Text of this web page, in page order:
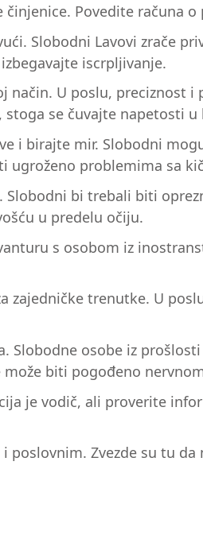
Povedite računa
Slobodni Lavovi zrače
iscrpljivanje.
U poslu, preciznost i
stoga se čuvajte napetosti u
i birajte mir. Slobodni
ugroženo problemima sa
bi trebali biti
u predelu očiju.
s osobom iz
zajedničke trenutke. U
Slobodne osobe iz
biti pogođeno
je vodič, ali proverite
Zvezde su tu da